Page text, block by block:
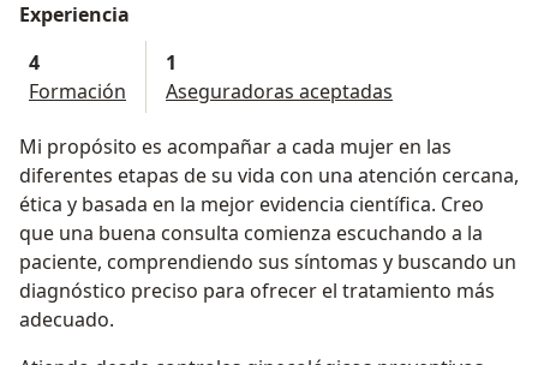
Experiencia
4
Formación
1
Aseguradoras aceptadas
Mi propósito es acompañar a cada mujer en las
diferentes etapas de su vida con una atención cercana,
ética y basada en la mejor evidencia científica. Creo
que una buena consulta comienza escuchando a la
paciente, comprendiendo sus síntomas y buscando un
diagnóstico preciso para ofrecer el tratamiento más
adecuado.